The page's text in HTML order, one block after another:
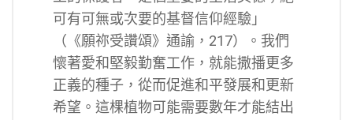
可有可無或次要的基督信仰經驗」
（《願祢受讚頌》通諭，217）。我們
懷著愛和堅毅勤奮工作，就能撒播更多
正義的種子，從而促進和平發展和更新
希望。這棵植物可能需要數年才能結出